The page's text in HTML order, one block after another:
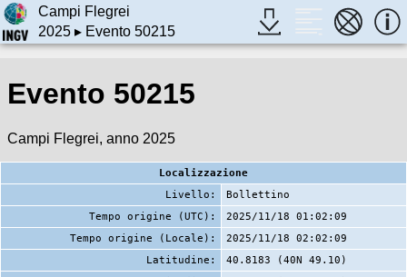
Campi Flegrei
2025▸ Evento 50215
Evento 50215
Campi Flegrei, anno 2025
Localizzazione
Livello:
Bollettino
Tempo origine (UTC):
2025/11/18 01:02:09
Tempo origine (Locale):
2025/11/18 02:02:09
Latitudine:
40.8183 (40N 49.10)